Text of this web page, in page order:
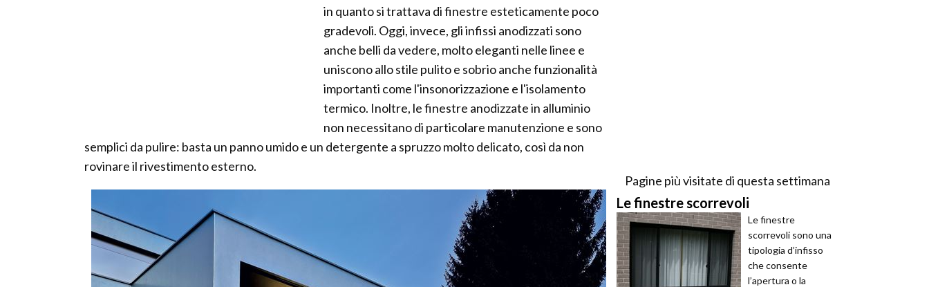
in quanto si trattava di finestre esteticamente poco
gradevoli. Oggi, invece, gli infissi anodizzati sono
anche belli da vedere, molto eleganti nelle linee e
uniscono allo stile pulito e sobrio anche funzionalità
importanti come l'insonorizzazione e l'isolamento
termico. Inoltre, le finestre anodizzate in alluminio
non necessitano di particolare manutenzione e sono
semplici da pulire: basta un panno umido e un detergente a spruzzo molto delicato, così da non
rovinare il rivestimento esterno.
Pagine più visitate di questa settimana
Le finestre scorrevoli
Le finestre
scorrevoli sono una
tipologia d’infisso
che consente
l’apertura o la